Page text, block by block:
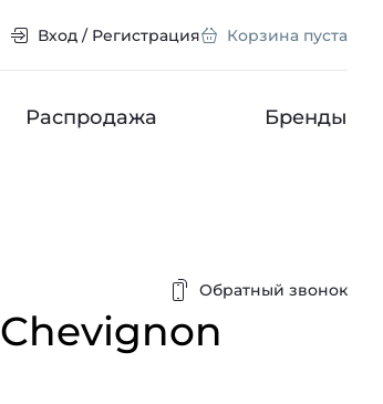
Вход / Регистрация Корзина пуста
Распродажа Бренды
Обратный звонок
Chevignon